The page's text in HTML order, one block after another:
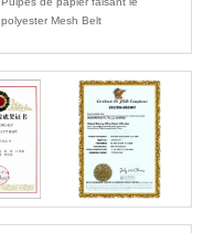
polyester Mesh Belt